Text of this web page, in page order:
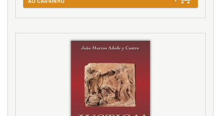
AO CARRINHO